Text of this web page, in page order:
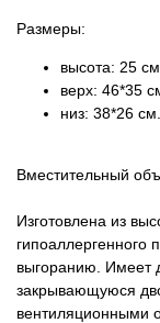
Размеры:
высота: 25
верх: 46*35
низ: 38*26 см.
Вместительный
Изготовлена ​​из
гипоаллергенного
выгоранию. Имеет
закрывающуюся
вентиляционными
Товары для
Товары для
Хозряд -
Популярные